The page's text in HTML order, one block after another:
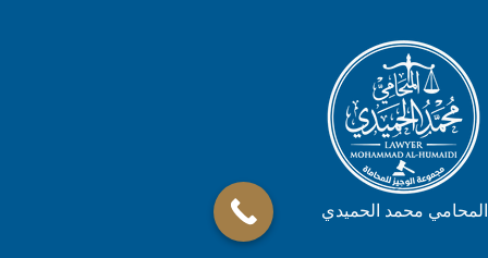
المحامي محمد الحميدي